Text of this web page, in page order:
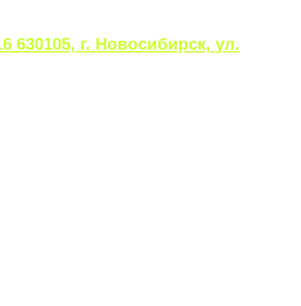
630105, г. Новосибирск, ул.